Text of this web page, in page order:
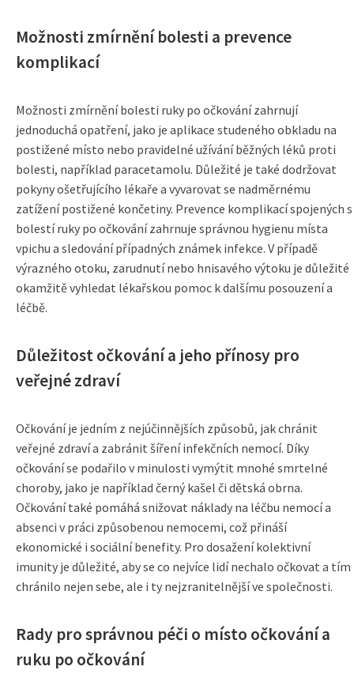
Možnosti zmírnění bolesti a prevence
komplikací
Možnosti zmírnění bolesti ruky po očkování zahrnují
jednoduchá opatření, jako je aplikace studeného obkladu na
postižené místo nebo pravidelné užívání běžných léků proti
bolesti, například paracetamolu. Důležité je také dodržovat
pokyny ošetřujícího lékaře a vyvarovat se nadměrnému
zatížení postižené končetiny. Prevence komplikací spojených s
bolestí ruky po očkování zahrnuje správnou hygienu místa
vpichu a sledování případných známek infekce. V případě
výrazného otoku, zarudnutí nebo hnisavého výtoku je důležité
okamžitě vyhledat lékařskou pomoc k dalšímu posouzení a
léčbě.
Důležitost očkování a jeho přínosy pro
veřejné zdraví
Očkování je jedním z nejúčinnějších způsobů, jak chránit
veřejné zdraví a zabránit šíření infekčních nemocí. Díky
očkování se podařilo v minulosti vymýtit mnohé smrtelné
choroby, jako je například černý kašel či dětská obrna.
Očkování také pomáhá snižovat náklady na léčbu nemocí a
absenci v práci způsobenou nemocemi, což přináší
ekonomické i sociální benefity. Pro dosažení kolektivní
imunity je důležité, aby se co nejvíce lidí nechalo očkovat a tím
chránilo nejen sebe, ale i ty nejzranitelnější ve společnosti.
Rady pro správnou péči o místo očkování a
ruku po očkování